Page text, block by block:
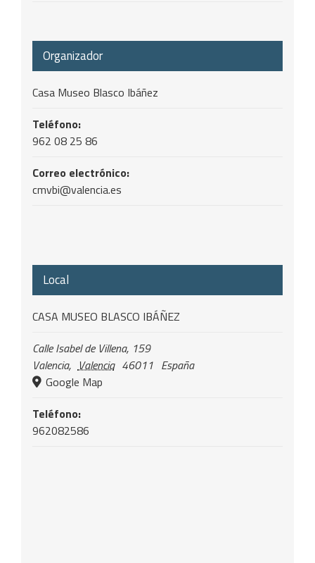
Organizador
Casa Museo Blasco Ibáñez
Teléfono:
962 08 25 86
Correo electrónico:
cmvbi@valencia.es
Local
CASA MUSEO BLASCO IBÁÑEZ
Calle Isabel de Villena, 159
Valencia, Valencia 46011 España
Google Map
Teléfono:
962082586